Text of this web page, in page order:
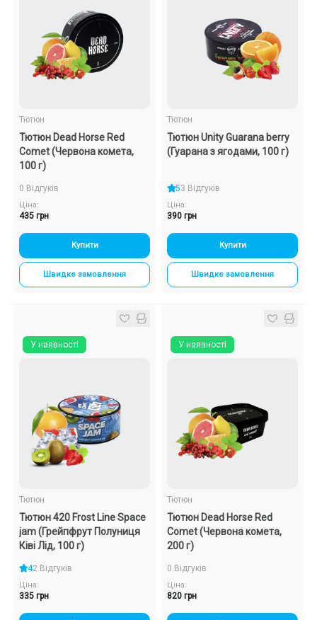
Подарункові набори
Уцінка
Тютюн
Тютюн Dead Horse Red
Comet (Червона комета,
100 г)
0 Відгуків
Ціна:
435 грн
Купити
Швидке замовлення
Тютюн
Тютюн Unity Guarana berry
(Гуарана з ягодами, 100 г)
53 Відгуків
Ціна:
390 грн
Купити
Швидке замовлення
У наявності
Тютюн
Тютюн 420 Frost Line Space
jam (Грейпфрут Полуниця
Ківі Лід, 100 г)
42 Відгуків
Ціна:
335 грн
У наявності
Тютюн
Тютюн Dead Horse Red
Comet (Червона комета,
200 г)
0 Відгуків
Ціна:
820 грн